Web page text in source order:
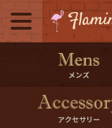
メニュー
メンズ
アクセサリー